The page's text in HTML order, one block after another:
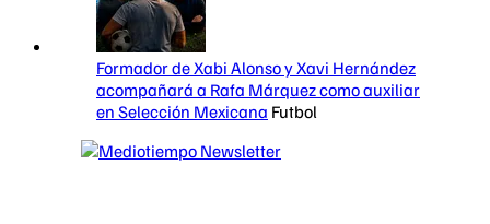
Formador de Xabi Alonso y Xavi Hernández
acompañará a Rafa Márquez como auxiliar
en Selección Mexicana Futbol